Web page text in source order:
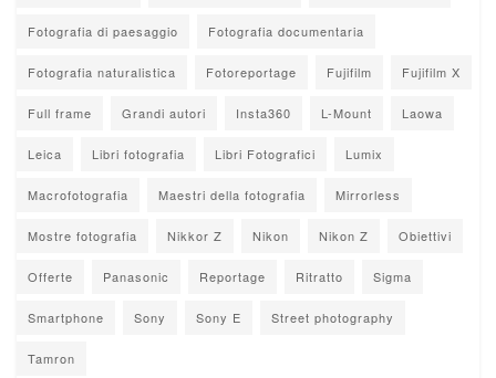
Fotografia di paesaggio Fotografia documentaria
Fotografia naturalistica Fotoreportage Fujifilm Fujifilm X
Full frame Grandi autori Insta360 L-Mount Laowa
Leica Libri fotografia Libri Fotografici Lumix
Macrofotografia Maestri della fotografia Mirrorless
Mostre fotografia Nikkor Z Nikon Nikon Z Obiettivi
Offerte Panasonic Reportage Ritratto Sigma
Smartphone Sony Sony E Street photography
Tamron